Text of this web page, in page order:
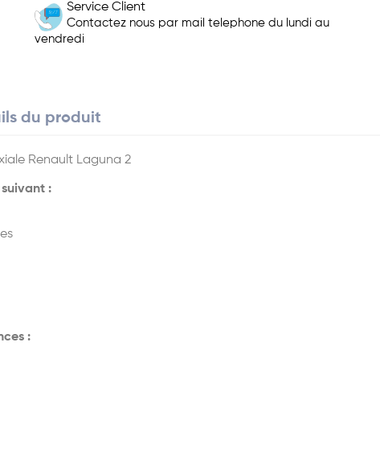
Service Client
Contactez nous par mail telephone du lundi au
vendredi
du produit
Renault Laguna 2
:
: